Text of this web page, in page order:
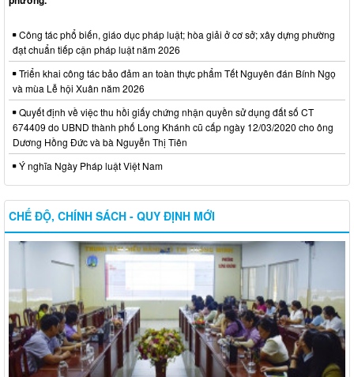
Công tác phổ biến, giáo dục pháp luật; hòa giải ở cơ sở; xây dựng phường
đạt chuẩn tiếp cận pháp luật năm 2026
Triển khai công tác bảo đảm an toàn thực phẩm Tết Nguyên đán Bính Ngọ
và mùa Lễ hội Xuân năm 2026
Quyết định về việc thu hồi giấy chứng nhận quyền sử dụng đất số CT
674409 do UBND thành phố Long Khánh cũ cấp ngày 12/03/2020 cho ông
Dương Hồng Đức và bà Nguyễn Thị Tiên
Ý nghĩa Ngày Pháp luật Việt Nam
CHẾ ĐỘ, CHÍNH SÁCH - QUY ĐỊNH MỚI